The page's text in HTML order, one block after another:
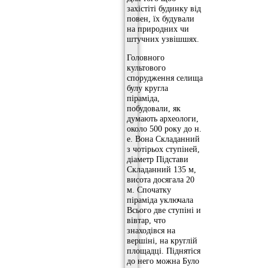
захістіті будинку від
повен, їх будували
на природних чи
штучних узвішшях.
Головного
культового
спорудження селища
булу кругла
піраміда,
побудовали, як
думають археологи,
около 500 року до н.
е. Вона Складанний
з чотірьох ступіней,
діаметр Підстави
Складанний 135 м,
висота досягала 20
м. Спочатку
піраміда уключала
Всього две ступіні и
вівтар, что
знаходівся на
вершіні, на круглій
площадці. Піднятіся
до него можна Було